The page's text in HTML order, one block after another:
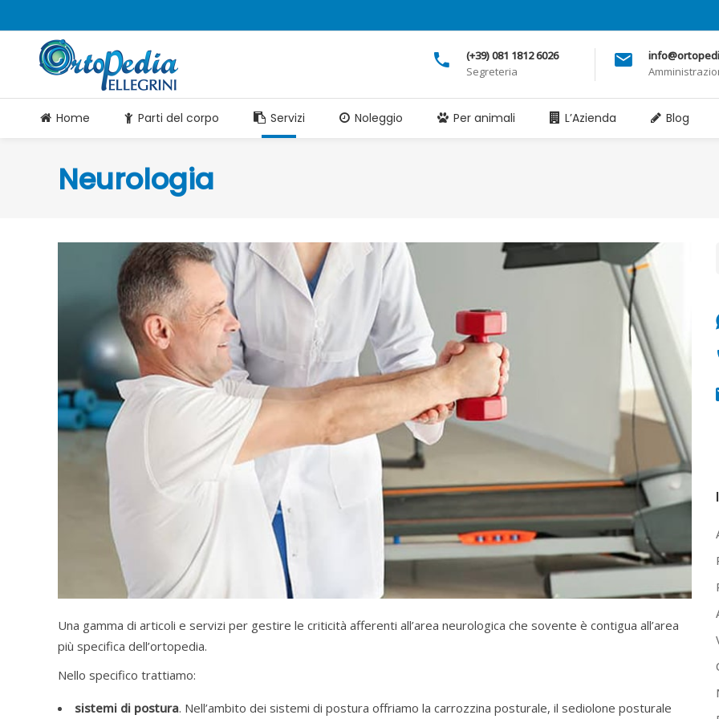
(+39) 081 1812 6026
Segreteria
Home Parti del corpo Servizi Noleggio Per animali L’Azienda Blog
Neurologia
Una gamma di articoli e servizi per gestire le criticità afferenti all’area neurologica che sovente è contigua all’area
più specifica dell’ortopedia.
Nello specifico trattiamo:
sistemi di postura. Nell’ambito dei sistemi di postura offriamo la carrozzina posturale, il sediolone posturale